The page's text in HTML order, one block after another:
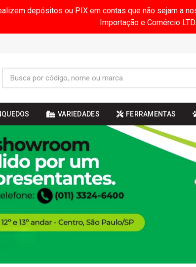
depósitos ou PIX em contas que não sejam a
Importação e Comércio
VARIEDADES FERRAMENTAS